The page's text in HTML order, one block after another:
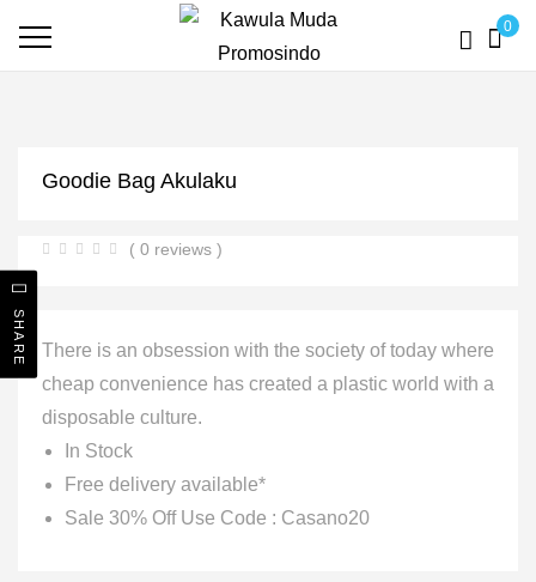
0
Goodie Bag Akulaku
( 0 reviews )
There is an obsession with the society of today where
cheap convenience has created a plastic world with a
disposable culture.
In Stock
Free delivery available*
Sale 30% Off Use Code : Casano20
SHARE